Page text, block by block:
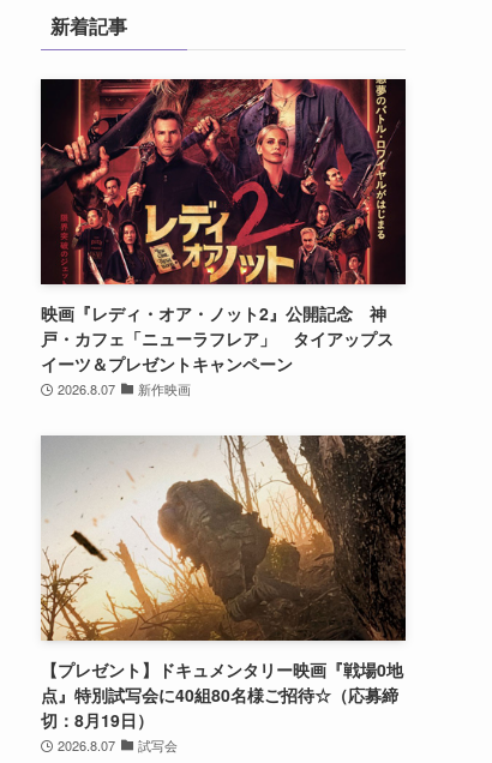
新着記事
映画『レディ・オア・ノット2』公開記念 神
戸・カフェ「ニューラフレア」 タイアップス
イーツ＆プレゼントキャンペーン
2026.8.07 新作映画
【プレゼント】ドキュメンタリー映画『戦場0地
点』特別試写会に40組80名様ご招待☆（応募締
切：8月19日）
2026.8.07 試写会